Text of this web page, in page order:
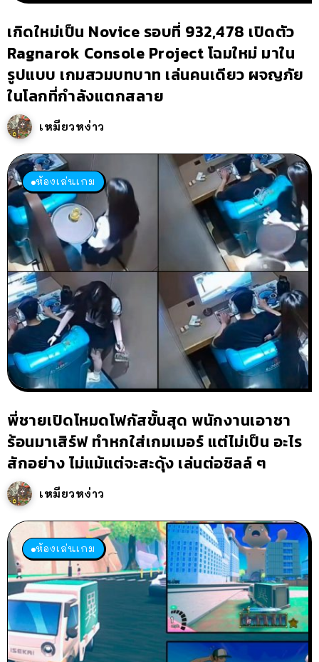
เกิดใหม่เป็น Novice รอบที่ 932,478 เปิดตัว
Ragnarok Console Project โฉมใหม่ มาใน
รูปแบบ เกมสวมบทบาท เล่นคนเดียว ผจญภัย
ในโลกที่กำลังแตกสลาย
เหมียวหง่าว
ห้องเล่นเกม
พี่ชายเปิดโหมดโฟกัสขั้นสุด พนักงานเอาชา
ร้อนมาเสิร์ฟ ทำหกใส่เกมเมอร์ แต่ไม่เป็น อะไร
สักอย่าง ไม่แม้แต่จะสะดุ้ง เล่นต่อชิลล์ ๆ
เหมียวหง่าว
ห้องเล่นเกม